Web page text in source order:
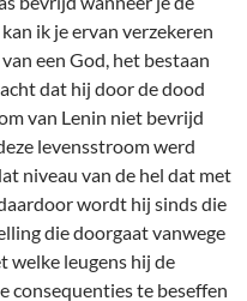
ik je ervan verzekeren
een God, het bestaan
dat hij door de dood
van Lenin niet bevrijd
levensstroom werd
niveau van de hel dat met
wordt hij sinds die
die doorgaat vanwege
welke leugens hij de
consequenties te beseffen